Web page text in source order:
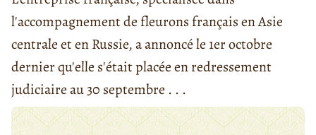
l'accompagnement de fleurons français en Asie
centrale et en Russie, a annoncé le 1er octobre
dernier qu'elle s'était placée en redressement
judiciaire au 30 septembre . . .